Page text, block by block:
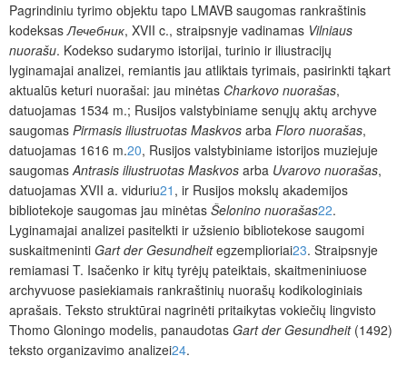
Pagrindiniu tyrimo objektu tapo LMAVB saugomas rankraštinis
kodeksasЛечебник, XVII c., straipsnyje vadinamas Vilniaus
nuorašu. Kodekso sudarymo istorijai, turinio ir iliustracijų
lyginamajai analizei, remiantis jau atliktais tyrimais, pasirinkti tąkart
aktualūs keturi nuorašai: jau minėtas Charkovo nuorašas,
datuojamas 1534 m.; Rusijos valstybiniame senųjų aktų archyve
saugomas Pirmasis iliustruotas Maskvos arba Floro nuorašas,
datuojamas 1616 m.20, Rusijos valstybiniame istorijos muziejuje
saugomasAntrasis iliustruotas Maskvos arba Uvarovo nuorašas,
datuojamas XVII a. viduriu21 , ir Rusijos mokslų akademijos
bibliotekoje saugomas jau minėtas Šelonino nuorašas22.
Lyginamajai analizei pasitelkti ir užsienio bibliotekose saugomi
suskaitmeninti Gart der Gesundheitegzemplioriai23. Straipsnyje
remiamasi T. Isačenko ir kitų tyrėjų pateiktais, skaitmeniniuose
archyvuose pasiekiamais rankraštinių nuorašų kodikologiniais
aprašais. Teksto struktūrai nagrinėti pritaikytas vokiečių lingvisto
Thomo Gloningo modelis, panaudotas Gart der Gesundheit(1492)
teksto organizavimo analizei24.